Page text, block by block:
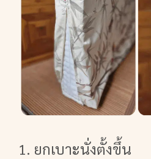
1. ยกเบาะนั่งตั้งขึ้น